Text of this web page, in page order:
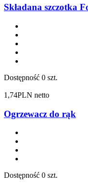
Składana szczotka
Dostępność 0 szt.
1,74PLN netto
Ogrzewacz do rąk
Dostępność 0 szt.